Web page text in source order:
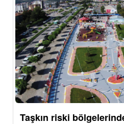
Taşkın riski